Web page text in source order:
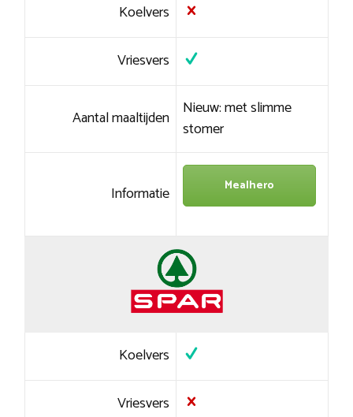
Koelvers
Vriesvers
Aantal maaltijden Nieuw: met slimme
stomer
Informatie Mealhero
Koelvers
Vriesvers